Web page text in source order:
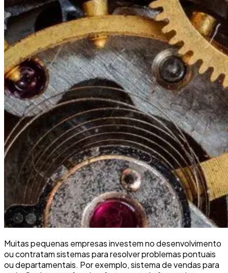
Muitas pequenas empresas investem no desenvolvimento
ou contratam sistemas para resolver problemas pontuais
ou departamentais. Por exemplo, sistema de vendas para